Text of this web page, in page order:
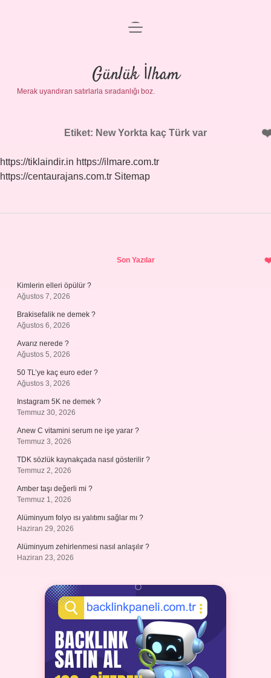
Anasayfa
Gizlilik Politikası
Yasal Uyarı
menüyü
Günlük İlham
Merak uyandıran satırlarla sıradanlığı boz.
Etiket: New Yorkta kaç Türk var
https://tiklaindir.in https://ilmare.com.tr
https://centaurajans.com.tr Sitemap
Son Yazılar
Kimlerin elleri öpülür ?
Ağustos 7, 2026
Brakisefalik ne demek ?
Ağustos 6, 2026
Avarız nerede ?
Ağustos 5, 2026
50 TL’ye kaç euro eder ?
Ağustos 3, 2026
Instagram 5K ne demek ?
Temmuz 30, 2026
Anew C vitamini serum ne işe yarar ?
Temmuz 3, 2026
TDK sözlük kaynakçada nasıl gösterilir ?
Temmuz 2, 2026
Amber taşı değerli mi ?
Temmuz 1, 2026
Alüminyum folyo ısı yalıtımı sağlar mı ?
Haziran 29, 2026
Alüminyum zehirlenmesi nasıl anlaşılır ?
Haziran 23, 2026